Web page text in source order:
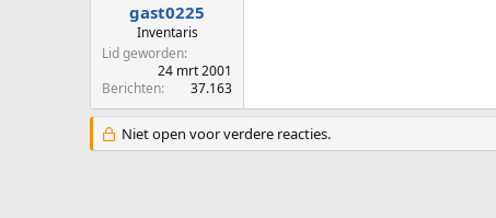
gast0225
Inventaris
Lid geworden
24 mrt 2001
Berichten
37.163
Niet open voor verdere reacties.